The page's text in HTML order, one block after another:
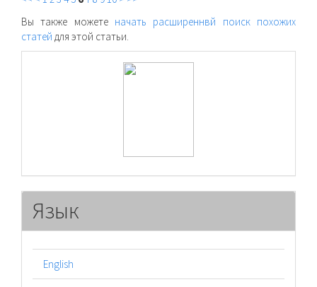
Вы также можете начать расширеннвй поиск похожих
статей для этой статьи.
Язык
English